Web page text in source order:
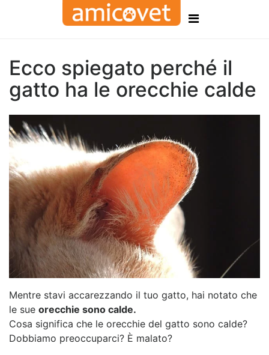
Ecco spiegato perché il
gatto ha le orecchie calde
Mentre stavi accarezzando il tuo gatto, hai notato che
le sue orecchie sono calde.
Cosa significa che le orecchie del gatto sono calde?
Dobbiamo preoccuparci? È malato?